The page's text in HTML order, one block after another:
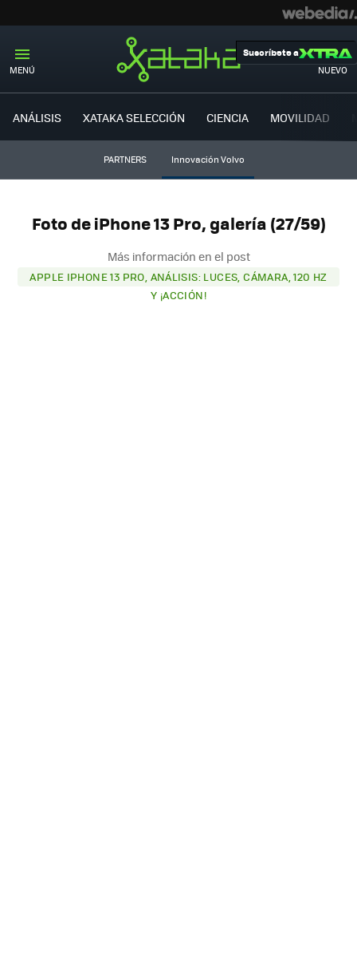
MENÚ NUEVO
Suscríbete a
ANÁLISIS XATAKA SELECCIÓN CIENCIA MOVILIDAD
PARTNERS Innovación Volvo
Foto de iPhone 13 Pro, galería (27/59)
Más información en el post
APPLE IPHONE 13 PRO, ANÁLISIS: LUCES, CÁMARA, 120 HZ
Y ¡ACCIÓN!